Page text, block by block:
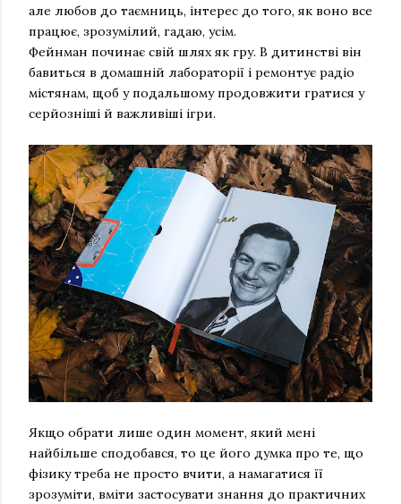
але любов до таємниць, інтерес до того, як воно все
працює, зрозумілий, гадаю, усім.
Фейнман починає свій шлях як гру. В дитинстві він
бавиться в домашній лабораторії і ремонтує радіо
містянам, щоб у подальшому продовжити гратися у
серйозніші й важливіші ігри.
Якщо обрати лише один момент, який мені
найбільше сподобався, то це його думка про те, що
фізику треба не просто вчити, а намагатися її
зрозуміти, вміти застосувати знання до практичних